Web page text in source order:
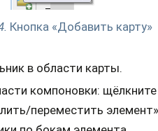
Кнопка «Добавить карту»
в области карты.
компоновки: щёлкните
переместить элемент»